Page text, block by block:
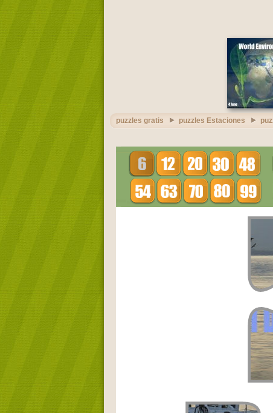
puzzles gratis puzzles Estaciones